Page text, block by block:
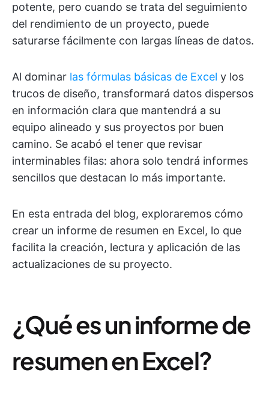
potente, pero cuando se trata del seguimiento
del rendimiento de un proyecto, puede
saturarse fácilmente con largas líneas de datos.
Al dominar las fórmulas básicas de Excel y los
trucos de diseño, transformará datos dispersos
en información clara que mantendrá a su
equipo alineado y sus proyectos por buen
camino. Se acabó el tener que revisar
interminables filas: ahora solo tendrá informes
sencillos que destacan lo más importante.
En esta entrada del blog, exploraremos cómo
crear un informe de resumen en Excel, lo que
facilita la creación, lectura y aplicación de las
actualizaciones de su proyecto.
¿Qué es un informe de
resumen en Excel?